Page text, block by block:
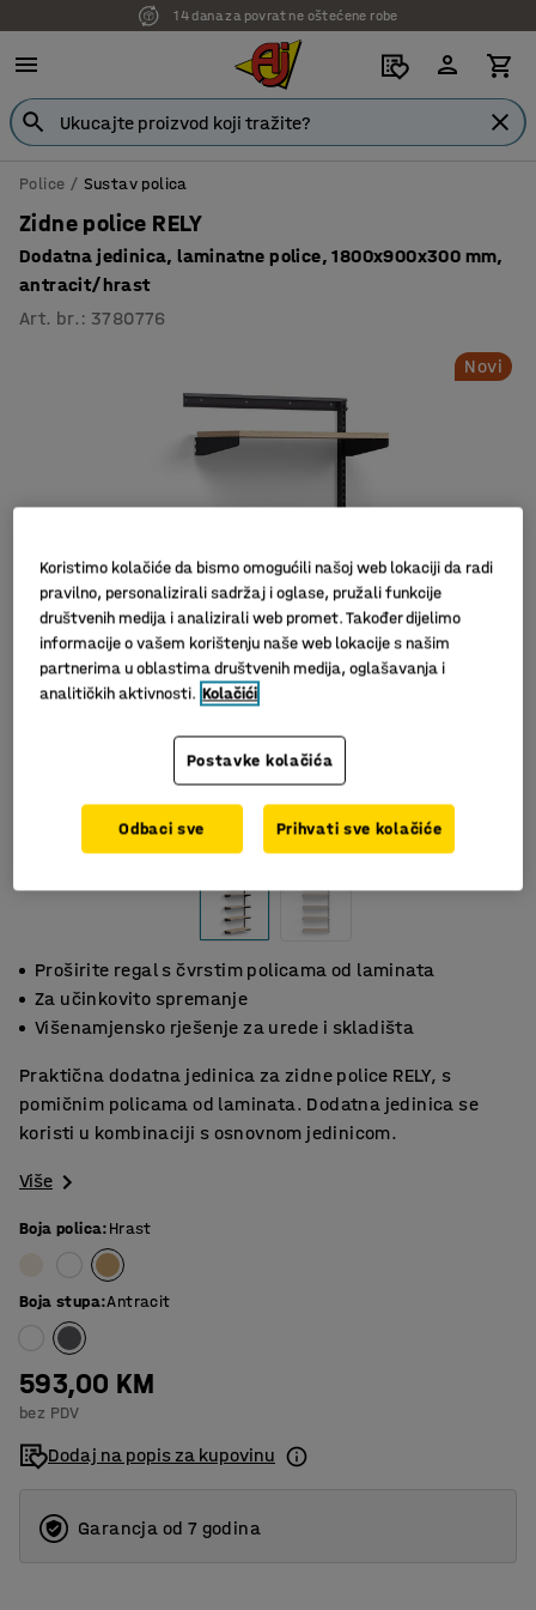
14 dana za povrat ne oštećene robe
Police Sustav polica
Zidne police RELY
Dodatna jedinica, laminatne police, 1800x900x300 mm,
antracit/hrast
Art. br. : 3780776
Novi
Proširite regal s čvrstim policama od laminata
Za učinkovito spremanje
Višenamjensko rješenje za urede i skladišta
Praktična dodatna jedinica za zidne police RELY, s
pomičnim policama od laminata. Dodatna jedinica se
koristi u kombinaciji s osnovnom jedinicom.
Više
Boja polica:Hrast
Boja stupa:Antracit
593,00 KM
bez PDV
Dodaj na popis za kupovinu
Garancja od 7 godina
Koristimo kolačiće da bismo omogućili našoj web lokaciji da radi
pravilno, personalizirali sadržaj i oglase, pružali funkcije
društvenih medija i analizirali web promet. Također dijelimo
informacije o vašem korištenju naše web lokacije s našim
partnerima u oblastima društvenih medija, oglašavanja i
analitičkih aktivnosti. Kolačići
Postavke kolačića
Odbaci sve Prihvati sve kolačiće